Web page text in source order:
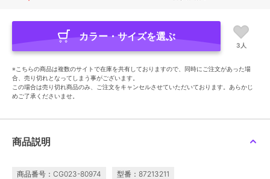
カラー・サイズを選ぶ
3人
※こちらの商品は複数のサイトで在庫を共有しておりますので、同時にご注文があった場
合、売り切れとなってしまう事がございます。
この場合は売り切れ商品のみ、ご注文をキャンセルさせていただいております。あらかじ
めご了承くださいませ。
商品説明
商品番号：CG023-80974 型番：87213211